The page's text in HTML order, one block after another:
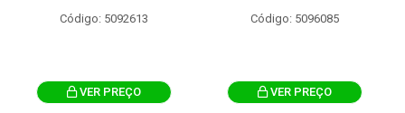
Código: 5092613
VER PREÇO
Código: 5096085
VER PREÇO